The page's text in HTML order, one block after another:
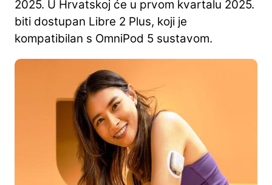
2025. U Hrvatskoj će u prvom kvartalu 2025.
biti dostupan Libre 2 Plus, koji je
kompatibilan s OmniPod 5 sustavom.